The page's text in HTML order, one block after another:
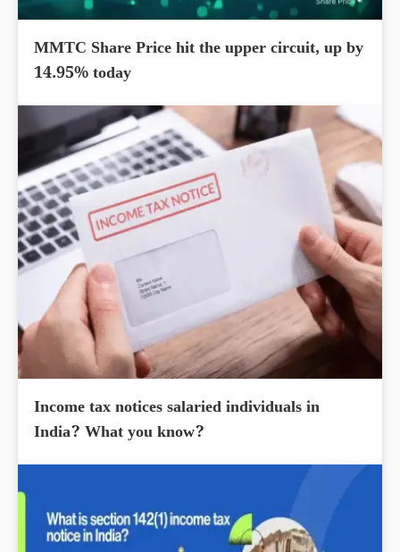
MMTC Share Price hit the upper circuit, up by
14.95% today
Income tax notices salaried individuals in
India? What you know?